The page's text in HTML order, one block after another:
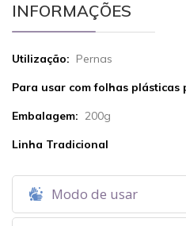
INFORMAÇÕES
Utilização: Pernas
Para usar com folhas plásticas
Embalagem: 200g
Linha Tradicional
Modo de usar